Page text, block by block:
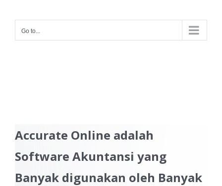
contentGo to...
Accurate Online adalah
Software Akuntansi yang
Banyak digunakan oleh Banyak